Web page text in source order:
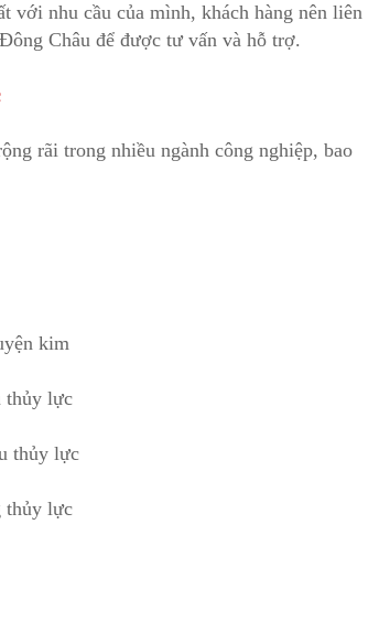
với nhu cầu của mình, khách hàng nên liên
Châu để được tư vấn và hỗ trợ.
ộng rãi trong nhiều ngành công nghiệp, bao
kim
thủy lực
thủy lực
thủy lực